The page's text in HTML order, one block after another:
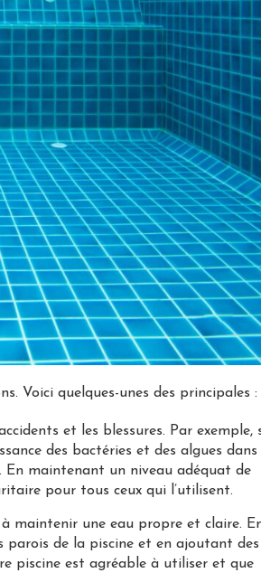
Voici quelques-unes des principales :
et les blessures. Par exemple,
des bactéries et des algues dans
En maintenant un niveau adéquat de
pour tous ceux qui l’utilisent.
maintenir une eau propre et claire.
de la piscine et en ajoutant des
piscine est agréable à utiliser et que